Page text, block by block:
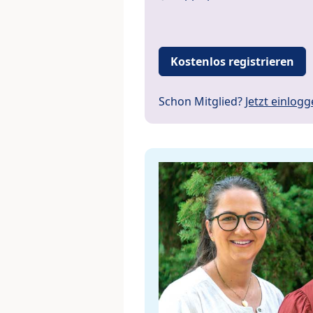
Kostenlos registrieren
Schon Mitglied? Jetzt